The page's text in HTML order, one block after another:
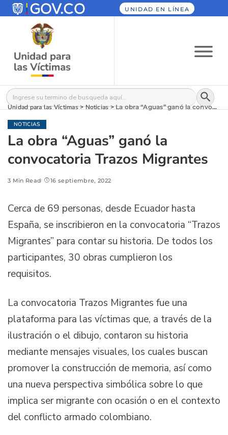
UNIDAD EN LÍNEA
Buscar: Botón
Unidad para las Víctimas>Noticias>La obra “Aguas” ganó la convocatoria Trazos Migrantes
NOTICIAS
La obra “Aguas” ganó la
convocatoria Trazos Migrantes
3 Min Read 16 septiembre, 2022
Cerca de 69 personas, desde Ecuador hasta
España, se inscribieron en la convocatoria “Trazos
Migrantes” para contar su historia. De todos los
participantes, 30 obras cumplieron los
requisitos.
La convocatoria Trazos Migrantes fue una
plataforma para las víctimas que, a través de la
ilustración o el dibujo, contaron su historia
mediante mensajes visuales, los cuales buscan
promover la construcción de memoria, así como
una nueva perspectiva simbólica sobre lo que
implica ser migrante con ocasión o en el contexto
del conflicto armado colombiano.